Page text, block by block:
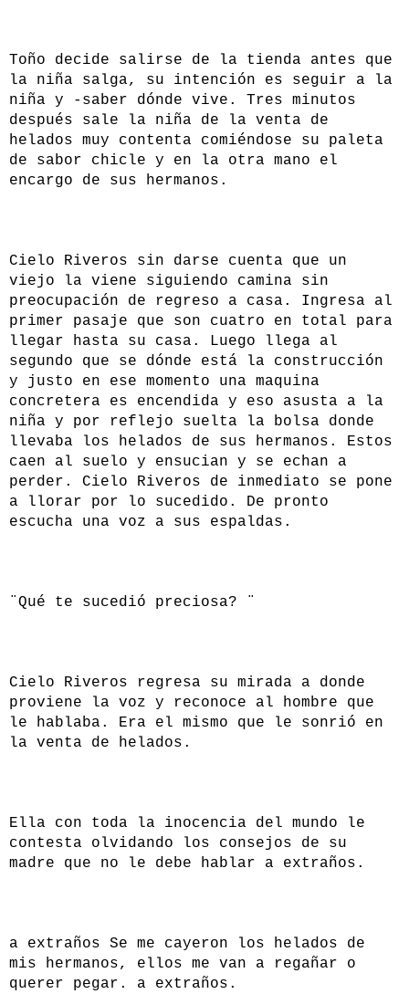
Toño decide salirse de la tienda antes que
la niña salga, su intención es seguir a la
niña y -saber dónde vive. Tres minutos
después sale la niña de la venta de
helados muy contenta comiéndose su paleta
de sabor chicle y en la otra mano el
encargo de sus hermanos.
Cielo Riveros sin darse cuenta que un
viejo la viene siguiendo camina sin
preocupación de regreso a casa. Ingresa al
primer pasaje que son cuatro en total para
llegar hasta su casa. Luego llega al
segundo que se dónde está la construcción
y justo en ese momento una maquina
concretera es encendida y eso asusta a la
niña y por reflejo suelta la bolsa donde
llevaba los helados de sus hermanos. Estos
caen al suelo y ensucian y se echan a
perder. Cielo Riveros de inmediato se pone
a llorar por lo sucedido. De pronto
escucha una voz a sus espaldas.
¨Qué te sucedió preciosa? ¨
Cielo Riveros regresa su mirada a donde
proviene la voz y reconoce al hombre que
le hablaba. Era el mismo que le sonrió en
la venta de helados.
Ella con toda la inocencia del mundo le
contesta olvidando los consejos de su
madre que no le debe hablar a extraños.
a extraños Se me cayeron los helados de
mis hermanos, ellos me van a regañar o
querer pegar. a extraños.